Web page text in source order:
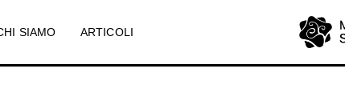
SIAMO ARTICOLI